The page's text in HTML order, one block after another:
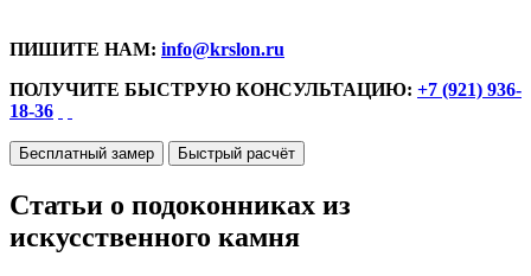
ПИШИТЕ НАМ: info@krslon.ru
ПОЛУЧИТЕ БЫСТРУЮ КОНСУЛЬТАЦИЮ: +7 (921) 936-
18-36
Бесплатный замер Быстрый расчёт
Статьи о подоконниках из
искусственного камня